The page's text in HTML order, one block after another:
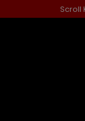
ke
Scroll